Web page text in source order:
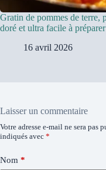
Gratin de pommes de terre,
doré et ultra facile à préparer
16 avril 2026
Laisser un commentaire
Votre adresse e-mail ne sera pas
indiqués avec *
Nom *